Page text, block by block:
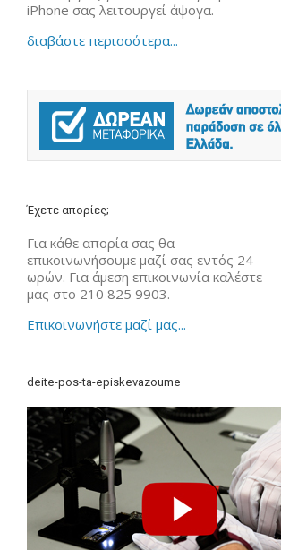
iPhone σας λειτουργεί άψογα.
διαβάστε περισσότερα...
Έχετε απορίες;
Για κάθε απορία σας θα
επικοινωνήσουμε μαζί σας εντός 24
ωρών. Για άμεση επικοινωνία καλέστε
μας στο 210 825 9903.
Επικοινωνήστε μαζί μας...
deite-pos-ta-episkevazoume